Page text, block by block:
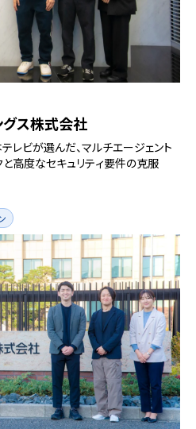
グス株式会社
レビが選んだ、マルチエージェント
と高度なセキュリティ要件の克服